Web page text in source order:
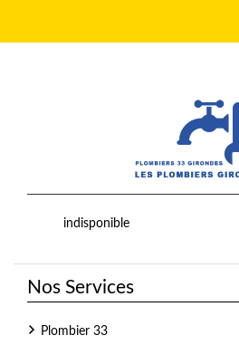
indisponible
Nos Services
Plombier 33